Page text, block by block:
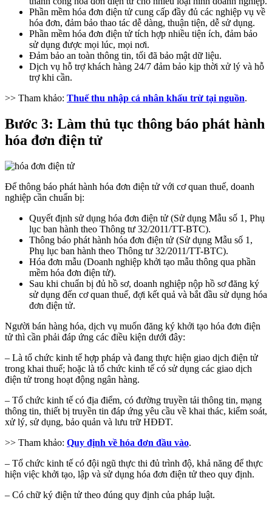
Phần mềm hóa đơn điện tử cung cấp đầy đủ các nghiệp vụ về
hóa đơn, đảm bảo thao tác dễ dàng, thuận tiện, dễ sử dụng.
Phần mềm hóa đơn điện tử tích hợp nhiều tiện ích, đảm bảo
sử dụng được mọi lúc, mọi nơi.
Đảm bảo an toàn thông tin, tối đã bảo mật dữ liệu.
Dịch vụ hỗ trợ khách hàng 24/7 đảm bảo kịp thời xử lý và hỗ
trợ khi cần.
>> Tham khảo: Thuế thu nhập cá nhân khấu trừ tại nguồn.
Bước 3: Làm thủ tục thông báo phát hành
hóa đơn điện tử
Để thông báo phát hành hóa đơn điện tử với cơ quan thuế, doanh
nghiệp cần chuẩn bị:
Quyết định sử dụng hóa đơn điện tử (Sử dụng Mẫu số 1, Phụ
lục ban hành theo Thông tư 32/2011/TT-BTC).
Thông báo phát hành hóa đơn điện tử (Sử dụng Mẫu số 1,
Phụ lục ban hành theo Thông tư 32/2011/TT-BTC).
Hóa đơn mẫu (Doanh nghiệp khởi tạo mẫu thông qua phần
mềm hóa đơn điện tử).
Sau khi chuẩn bị đủ hồ sơ, doanh nghiệp nộp hồ sơ đăng ký
sử dụng đến cơ quan thuế, đợi kết quả và bắt đầu sử dụng hóa
đơn điện tử.
Người bán hàng hóa, dịch vụ muốn đăng ký khởi tạo hóa đơn điện
tử thì cần phải đáp ứng các điều kiện dưới đây:
– Là tổ chức kinh tế hợp pháp và đang thực hiện giao dịch điện tử
trong khai thuế; hoặc là tổ chức kinh tế có sử dụng các giao dịch
điện tử trong hoạt động ngân hàng.
– Tổ chức kinh tế có địa điểm, có đường truyền tải thông tin, mạng
thông tin, thiết bị truyền tin đáp ứng yêu cầu về khai thác, kiểm soát,
xử lý, sử dụng, bảo quản và lưu trữ HĐĐT.
>> Tham khảo: Quy định về hóa đơn đầu vào.
– Tổ chức kinh tế có đội ngũ thực thi đủ trình độ, khả năng để thực
hiện việc khởi tạo, lập và sử dụng hóa đơn điện tử theo quy định.
– Có chữ ký điện tử theo đúng quy định của pháp luật.